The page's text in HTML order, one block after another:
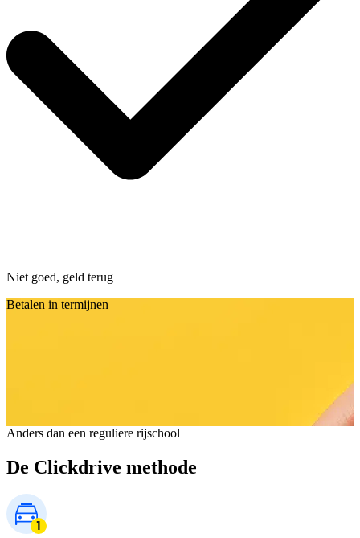
Niet goed, geld terug
Betalen in termijnen
Anders dan een reguliere rijschool
De Clickdrive methode